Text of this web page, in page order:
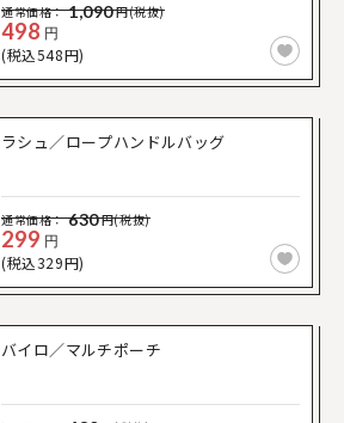
通常価格： 1,090円(税抜)
498 円
(税込548円)
ラシュ／ロープハンドルバッグ
通常価格： 630円(税抜)
299 円
(税込329円)
バイロ／マルチポーチ